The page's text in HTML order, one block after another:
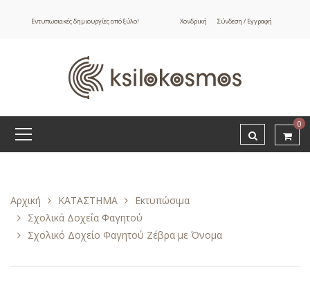
Εντυπωσιακές δημιουργίες από ξύλο! Χονδρική Σύνδεση / Εγγραφή
0
Αρχική ΚΑΤΑΣΤΗΜΑ
Εκτυπώσιμα
Σχολικά Δοχεία Φαγητού
Σχολικό Δοχείο Φαγητού Ζέβρα με Όνομα